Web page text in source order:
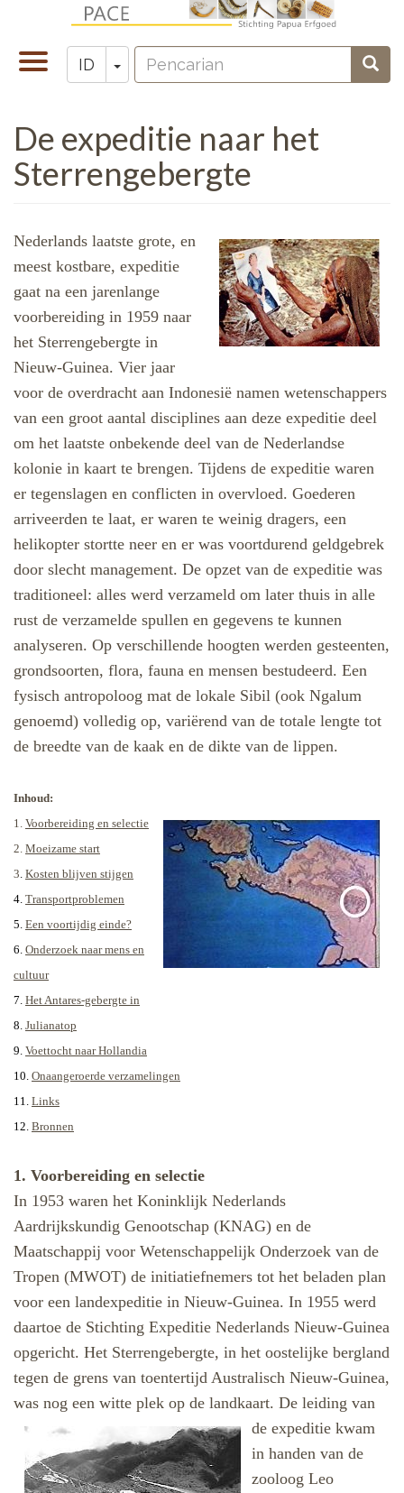
Toggle
navigation
ID Toggle Dropdown
Zoeken
Pencarian
De expeditie naar het
Sterrengebergte
Nederlands laatste grote, en
meest kostbare, expeditie
gaat na een jarenlange
voorbereiding in 1959 naar
het Sterrengebergte in
Nieuw-Guinea. Vier jaar
voor de overdracht aan Indonesië namen wetenschappers
van een groot aantal disciplines aan deze expeditie deel
om het laatste onbekende deel van de Nederlandse
kolonie in kaart te brengen. Tijdens de expeditie waren
er tegenslagen en conflicten in overvloed. Goederen
arriveerden te laat, er waren te weinig dragers, een
helikopter stortte neer en er was voortdurend geldgebrek
door slecht management. De opzet van de expeditie was
traditioneel: alles werd verzameld om later thuis in alle
rust de verzamelde spullen en gegevens te kunnen
analyseren. Op verschillende hoogten werden gesteenten,
grondsoorten, flora, fauna en mensen bestudeerd. Een
fysisch antropoloog mat de lokale Sibil (ook Ngalum
genoemd) volledig op, variërend van de totale lengte tot
de breedte van de kaak en de dikte van de lippen.
Inhoud:
1. Voorbereiding en selectie
2. Moeizame start
3 Kosten blijven stijgen
4. Transportproblemen
5. Een voortijdig einde?
6. Onderzoek naar mens en
cultuur
7. Het Antares-gebergte in
8. Julianatop
9. Voettocht naar Hollandia
10. Onaangeroerde verzamelingen
11. Links
12. Bronnen
1. Voorbereiding en selectie
In 1953 waren het Koninklijk Nederlands
Aardrijkskundig Genootschap (KNAG) en de
Maatschappij voor Wetenschappelijk Onderzoek van de
Tropen (MWOT) de initiatiefnemers tot het beladen plan
voor een landexpeditie in Nieuw-Guinea. In 1955 werd
daartoe de Stichting Expeditie Nederlands Nieuw-Guinea
opgericht. Het Sterrengebergte, in het oostelijke bergland
tegen de grens van toentertijd Australisch Nieuw-Guinea,
was nog een witte plek op de landkaart. De leiding van
de expeditie kwam
in handen van de
zooloog Leo